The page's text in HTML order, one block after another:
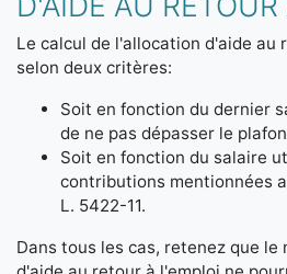
Le calcul de l'allocation d'aide au
selon deux critères:
Soit en fonction du dernier
de ne pas dépasser le
Soit en fonction du salaire
contributions mentionnées
L. 5422-11.
Dans tous les cas, retenez que le